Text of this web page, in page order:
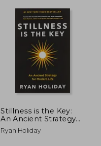
5%
dcto.
Stillness is the Key:
An Ancient Strategy
for Modern Life (en
Inglés)
Ryan Holiday